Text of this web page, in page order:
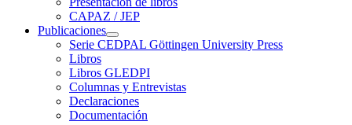
CAPAZ / JEP
Publicaciones
Serie CEDPAL Göttingen University Press
Libros
Libros GLEDPI
Columnas y Entrevistas
Declaraciones
Documentación